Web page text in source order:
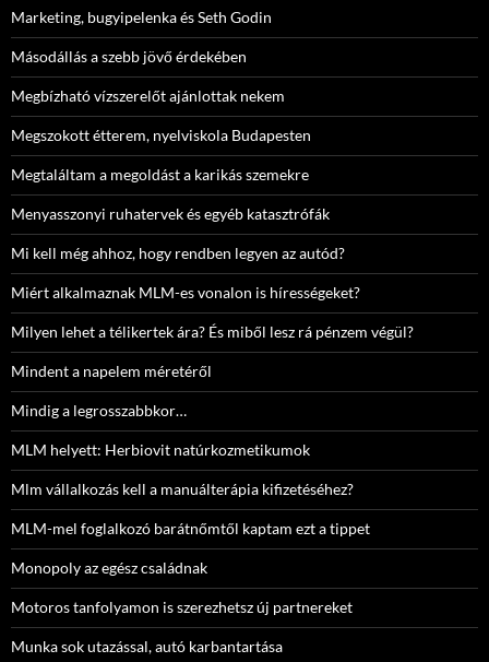
Marketing, bugyipelenka és Seth Godin
Másodállás a szebb jövő érdekében
Megbízható vízszerelőt ajánlottak nekem
Megszokott étterem, nyelviskola Budapesten
Megtaláltam a megoldást a karikás szemekre
Menyasszonyi ruhatervek és egyéb katasztrófák
Mi kell még ahhoz, hogy rendben legyen az autód?
Miért alkalmaznak MLM-es vonalon is hírességeket?
Milyen lehet a télikertek ára? És miből lesz rá pénzem végül?
Mindent a napelem méretéről
Mindig a legrosszabbkor…
MLM helyett: Herbiovit natúrkozmetikumok
Mlm vállalkozás kell a manuálterápia kifizetéséhez?
MLM-mel foglalkozó barátnőmtől kaptam ezt a tippet
Monopoly az egész családnak
Motoros tanfolyamon is szerezhetsz új partnereket
Munka sok utazással, autó karbantartása